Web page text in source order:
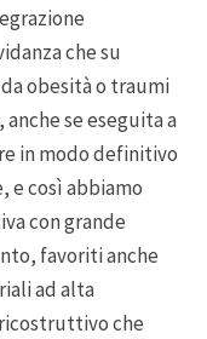
che su
obesità o traumi
se eseguita a
in modo definitivo
e così abbiamo
con grande
favoriti anche
ad alta
che